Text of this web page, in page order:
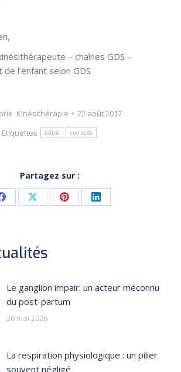
– chaînes GDS –
l’enfant selon GDS
Kinésithérapie
22 août 2017
Étiquettes
bébé conseils
Partagez sur :
Share Share Share Share
Le ganglion impair: un acteur méconnu
du post-partum
26 mai 2026
La respiration physiologique : un pilier
souvent négligé